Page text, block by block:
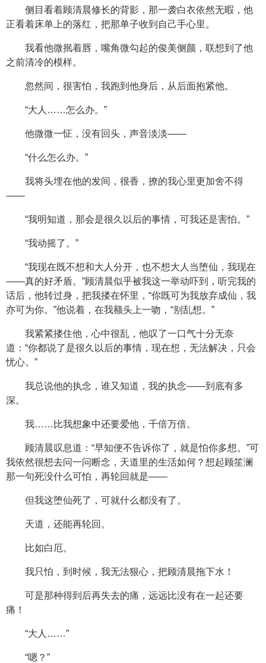
侧目看着顾清晨修长的背影，那一袭白衣依然无暇，他
正看着床单上的落红，把那单子收到自己手心里。
我看他微抿着唇，嘴角微勾起的俊美侧颜，联想到了他
之前清冷的模样。
忽然间，很害怕，我跑到他身后，从后面抱紧他。
“大人……怎么办。”
他微微一怔，没有回头，声音淡淡——
“什么怎么办。”
我将头埋在他的发间，很香，撩的我心里更加舍不得
——
“我明知道，那会是很久以后的事情，可我还是害怕。”
“我动摇了。”
“我现在既不想和大人分开，也不想大人当堕仙，我现在
——真的好矛盾。”顾清晨似乎被我这一举动吓到，听完我的
话后，他转过身，把我搂在怀里，“你既可为我放弃成仙，我
亦可为你。”他说着，在我额头上一吻，“别乱想。”
我紧紧搂住他，心中很乱，他叹了一口气十分无奈
道：“你都说了是很久以后的事情，现在想，无法解决，只会
忧心。”
我总说他的执念，谁又知道，我的执念——到底有多
深。
我……比我想象中还要爱他，千倍万倍。
顾清晨叹息道：“早知便不告诉你了，就是怕你多想。”可
我依然很想去问一问断念，天道里的生活如何？想起顾笙澜
那一句死没什么可怕，再轮回就是——
但我这堕仙死了，可就什么都没有了。
天道，还能再轮回。
比如白厄。
我只怕，到时候，我无法狠心，把顾清晨拖下水！
可是那种得到后再失去的痛，远远比没有在一起还要
痛！
“大人……”
“嗯？”